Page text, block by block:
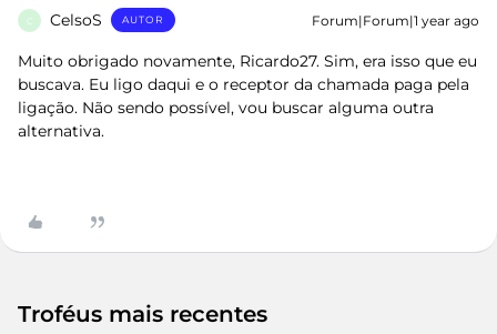
C CelsoS AUTOR Forum|Forum|1 year ago
Muito obrigado novamente, Ricardo27. Sim, era isso que eu
buscava. Eu ligo daqui e o receptor da chamada paga pela
ligação. Não sendo possível, vou buscar alguma outra
alternativa.
Troféus mais recentes